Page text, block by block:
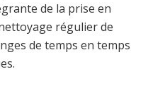
de la prise en
régulier de
de temps en temps